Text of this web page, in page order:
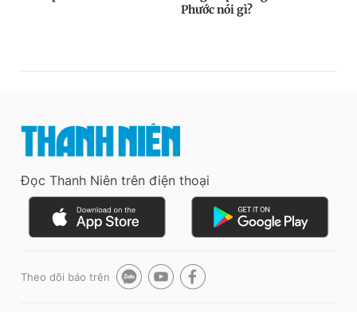
Đọc Thanh Niên trên điện thoại
Theo dõi báo trên